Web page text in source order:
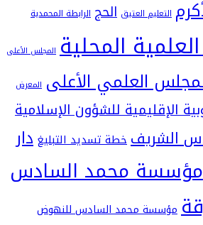
العتيق الحج الرابطة المحمدية
المحلية المجلس الأعلى
العلمي الأعلى المعرض
للشؤون الإسلامية
خطة تسديد التبليغدار
محمد السادس
محمد السادس للنهوض